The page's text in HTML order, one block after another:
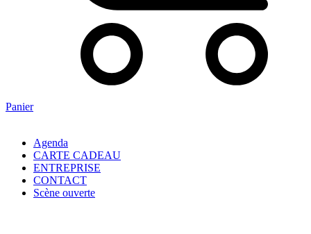
Panier
Agenda
CARTE CADEAU
ENTREPRISE
CONTACT
Scène ouverte